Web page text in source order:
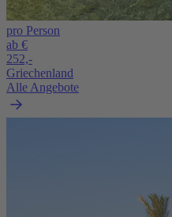
pro Person
ab €
252,-
Griechenland
Alle Angebote